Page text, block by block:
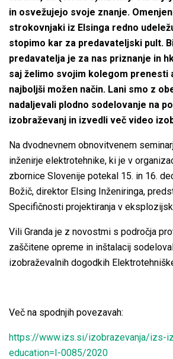
in osvežujejo svoje znanje.
strokovnjaki iz Elsinga redno
stopimo kar za predavateljski pult.
predavatelja je za nas priznanje in
saj želimo svojim kolegom prenesti
najboljši možen način. Lani smo z
nadaljevali plodno sodelovanje na
izobraževanj in izvedli več video
Na dvodnevnem obnovitvenem
inženirje elektrotehnike, ki je v
zbornice Slovenije potekal 15. in 16.
Božič, direktor Elsing Inženiringa,
Specifičnosti projektiranja v
Vili Granda je z novostmi s področja
zaščitene opreme in inštalacij
izobraževalnih dogodkih
Več na spodnjih povezavah:
https://www.izs.si/izobrazevanja/izs-
education=I-0085/2020